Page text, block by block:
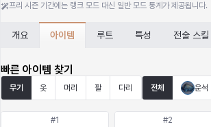
프리 시즌 기간에는 랭크 모드 대신 일반 모드 통계가 제공됩니다.
개요 아이템 루트 특성 전술 스킬
빠른 아이템 찾기
무기 옷 머리 팔 다리 전체 운석
#1 #2